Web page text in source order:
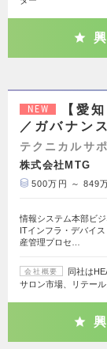
NEW
【愛
／ガバナン
テクニカルサ
株式会社MTG
500万円 ～ 849
情報システム本部ビ
ITインフラ・デバイ
産管理プロセ…
会社概要
同社は
サロン市場、リテー